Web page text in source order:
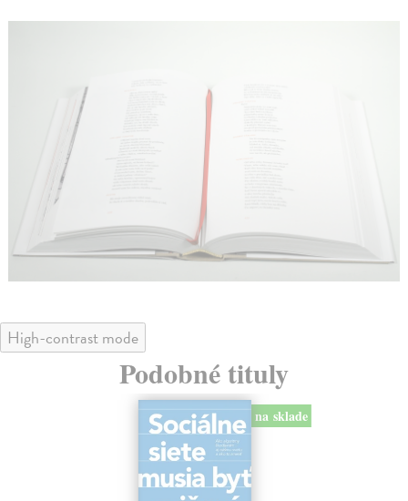
High-contrast mode
Podobné tituly